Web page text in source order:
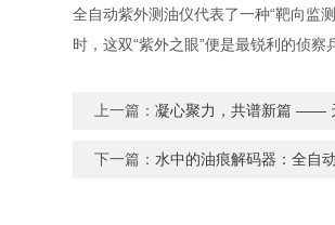
全自动紫外测油仪代表了一种“靶向监
时，这双“紫外之眼”便是最锐利的侦察
上一篇：凝心聚力，共谱新篇 ——
下一篇：水中的油痕解码器：全自